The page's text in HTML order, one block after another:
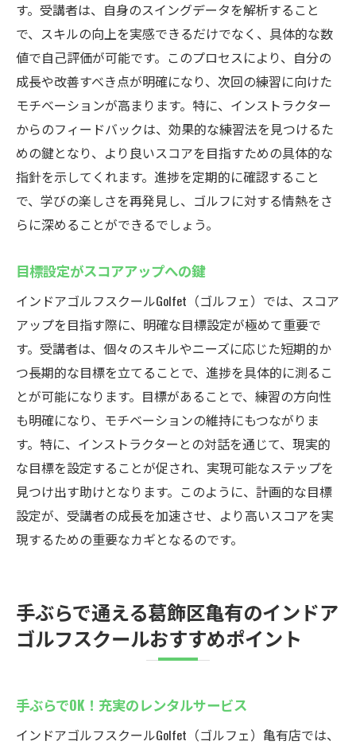
す。受講者は、自身のスイングデータを解析すること
で、スキルの向上を実感できるだけでなく、具体的な数
値で自己評価が可能です。このプロセスにより、自分の
成長や改善すべき点が明確になり、次回の練習に向けた
モチベーションが高まります。特に、インストラクター
からのフィードバックは、効果的な練習法を見つけるた
めの鍵となり、より良いスコアを目指すための具体的な
指針を示してくれます。進捗を定期的に確認すること
で、学びの楽しさを再発見し、ゴルフに対する情熱をさ
らに深めることができるでしょう。
目標設定がスコアアップへの鍵
インドアゴルフスクールGolfet（ゴルフェ）では、スコア
アップを目指す際に、明確な目標設定が極めて重要で
す。受講者は、個々のスキルやニーズに応じた短期的か
つ長期的な目標を立てることで、進捗を具体的に測るこ
とが可能になります。目標があることで、練習の方向性
も明確になり、モチベーションの維持にもつながりま
す。特に、インストラクターとの対話を通じて、現実的
な目標を設定することが促され、実現可能なステップを
見つけ出す助けとなります。このように、計画的な目標
設定が、受講者の成長を加速させ、より高いスコアを実
現するための重要なカギとなるのです。
手ぶらで通える葛飾区亀有のインドア
ゴルフスクールおすすめポイント
手ぶらでOK！充実のレンタルサービス
インドアゴルフスクールGolfet（ゴルフェ）亀有店では、